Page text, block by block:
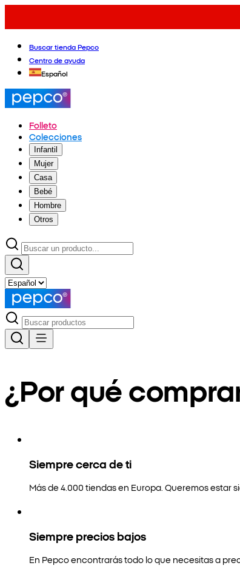
Buscar tienda Pepco
Centro de ayuda
Español
Folleto
Colecciones
Infantil
Mujer
Casa
Bebé
Hombre
Otros
¿Por qué
Siempre cerca de ti
Más de 4.000 tiendas en Europa. Queremos estar
Siempre precios bajos
En Pepco encontrarás todo lo que necesitas a